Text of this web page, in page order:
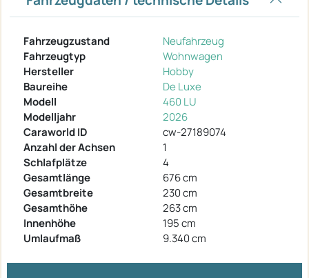
Fahrzeugzustand
Neufahrzeug
Fahrzeugtyp
Wohnwagen
Hersteller
Hobby
Baureihe
De Luxe
Modell
460 LU
Modelljahr
2026
Caraworld ID
cw-27189074
Anzahl der Achsen
1
Schlafplätze
4
Gesamtlänge
676 cm
Gesamtbreite
230 cm
Gesamthöhe
263 cm
Innenhöhe
195 cm
Umlaufmaß
9.340 cm